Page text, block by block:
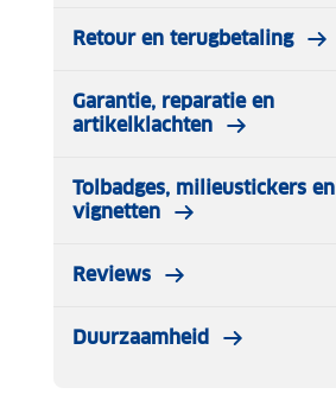
Retour en terugbetaling
Garantie, reparatie en
artikelklachten
Tolbadges, milieustickers en
vignetten
Reviews
Duurzaamheid